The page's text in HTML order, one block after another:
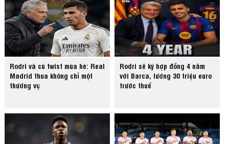
Rodri và cú twist mùa hè: Real
Madrid thua không chỉ một
thương vụ
Rodri sẽ ký hợp đồng 4 năm
với Barca, lương 30 triệu euro
trước thuế